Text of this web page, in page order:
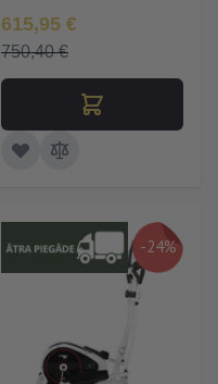
Īpaša Cena
615,95 €
750,40 €
-24%